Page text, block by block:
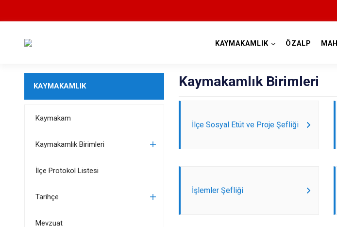
KAYMAKAMLIK ÖZALP
KAYMAKAMLIK
Kaymakam
Kaymakamlık Birimleri
İlçe Protokol Listesi
Tarihçe
Mevzuat
Kaymakamlık Birimleri
İlçe Sosyal Etüt ve Proje Şefliği
İşlemler Şefliği